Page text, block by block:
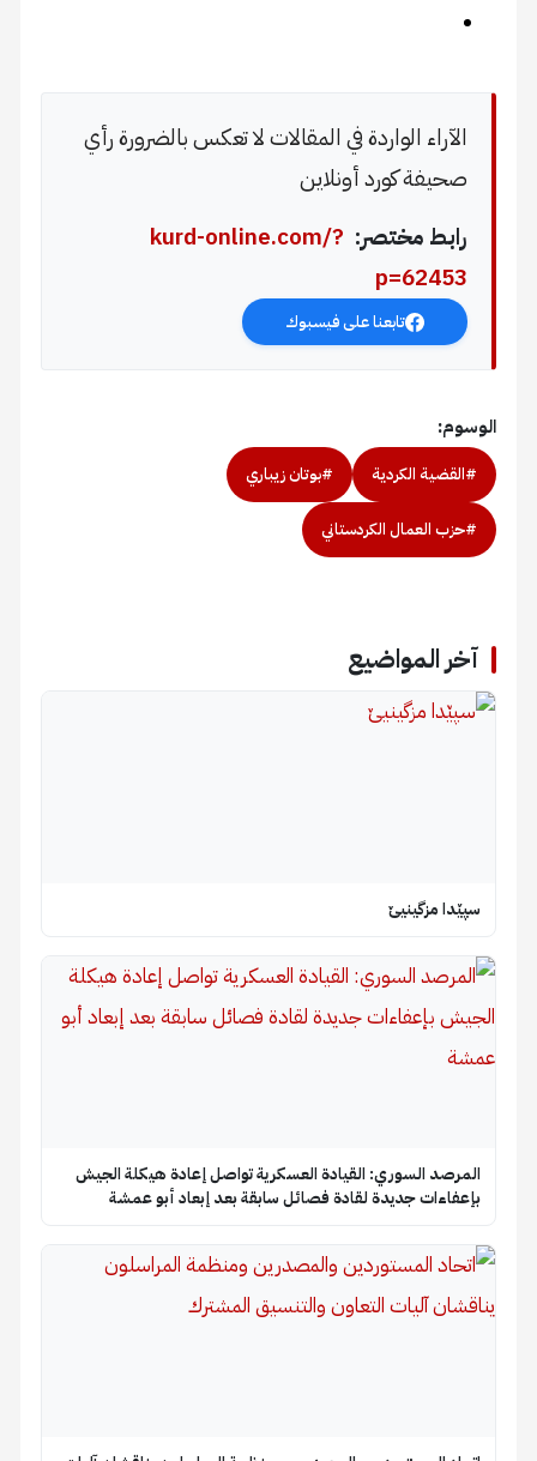
الآراء الواردة في المقالات لا تعكس بالضرورة رأي
صحيفة كورد أونلاين
رابط مختصر: kurd-online.com/?
p=62453
تابعنا على فيسبوك
الوسوم:
#القضية الكردية #بوتان زيباري
#حزب العمال الكردستاني
آخر المواضيع
سپێدا مزگینیێ
المرصد السوري: القيادة العسكرية تواصل إعادة هيكلة الجيش
بإعفاءات جديدة لقادة فصائل سابقة بعد إبعاد أبو عمشة